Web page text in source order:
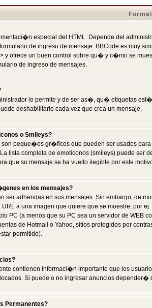
especial del HTML. Depende del
de ingreso de mensaje. BBCode es muy
y ofrece un buen control sobre qu� y c�mo se
de ingreso de mensajes.
lo permite y de ser as�, qu� etiquetas
deshabilitarlo cada vez que crea un mensaje.
o Smileys?
son peque�os gr�ficos que pueden ser usados
lista completa de emoticonos (smileys) puede
que su mensaje se ha vuelto ilegible por este
en los mensajes?
ser adheridas en sus mensajes. Sin embargo, de
a una imagen que quiere que se muestre, por
PC (a menos que su PC sea un servidor de
de Hotmail o Yahoo, sitios protegidos por
permitido).
contienen informaci�n importante que los
Si puede o no ingresar anuncios
Permanentes?